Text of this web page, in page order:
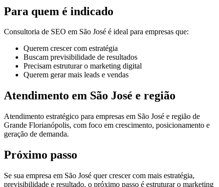
Para quem é indicado
Consultoria de SEO em São José é ideal para empresas que:
Querem crescer com estratégia
Buscam previsibilidade de resultados
Precisam estruturar o marketing digital
Querem gerar mais leads e vendas
Atendimento em São José e região
Atendimento estratégico para empresas em São José e região de
Grande Florianópolis, com foco em crescimento, posicionamento e
geração de demanda.
Próximo passo
Se sua empresa em São José quer crescer com mais estratégia,
previsibilidade e resultado, o próximo passo é estruturar o marketing